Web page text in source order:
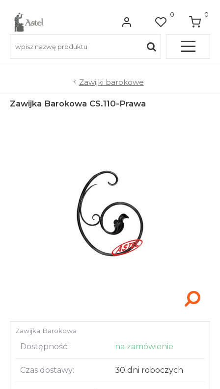
0 0
Do balkonów
Do bram wjazdowych
Akcesoria i narzędzia
Zawijki barokowe
Zawijka Barokowa CS.110-Prawa
Zawijka Barokowa
Dostępność: na zamówienie
Czas dostawy: 30 dni roboczych